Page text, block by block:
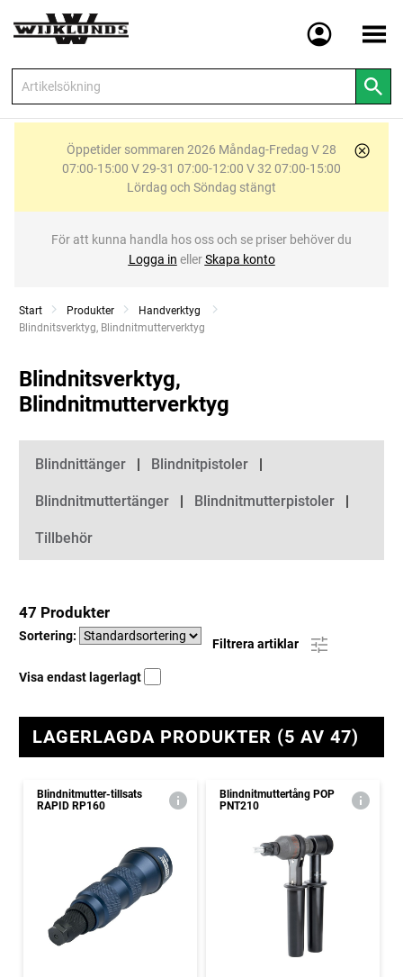
Meny
Öppetider sommaren 2026 Måndag-Fredag V 28
07:00-15:00 V 29-31 07:00-12:00 V 32 07:00-15:00
Lördag och Söndag stängt
För att kunna handla hos oss och se priser behöver du
Logga in ellerSkapa konto
Start Produkter
Handverktyg
Current:
Blindnitsverktyg, Blindnitmutterverktyg
Blindnitsverktyg,
Blindnitmutterverktyg
Kategorier
Blindnittänger Blindnitpistoler
Blindnitmuttertänger Blindnitmutterpistoler
Tillbehör
47 Produkter
Sortering:
Filtrera artiklar
Visa endast lagerlagt
LAGERLAGDA PRODUKTER (5 AV 47)
Blindnitmutter-tillsats
RAPID RP160
Blindnitmuttertång POP
PNT210